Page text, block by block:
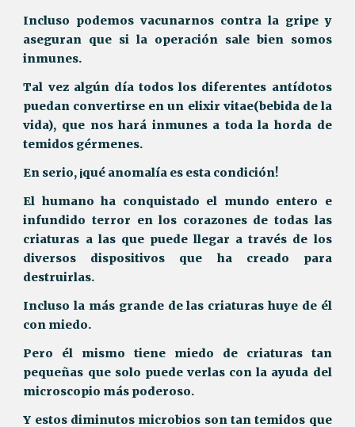
Incluso podemos vacunarnos contra la gripe y
aseguran que si la operación sale bien somos
inmunes.
Tal vez algún día todos los diferentes antídotos
puedan convertirse en un elixir vitae(bebida de la
vida), que nos hará inmunes a toda la horda de
temidos gérmenes.
En serio, ¡qué anomalía es esta condición!
El humano ha conquistado el mundo entero e
infundido terror en los corazones de todas las
criaturas a las que puede llegar a través de los
diversos dispositivos que ha creado para
destruirlas.
Incluso la más grande de las criaturas huye de él
con miedo.
Pero él mismo tiene miedo de criaturas tan
pequeñas que solo puede verlas con la ayuda del
microscopio más poderoso.
Y estos diminutos microbios son tan temidos que